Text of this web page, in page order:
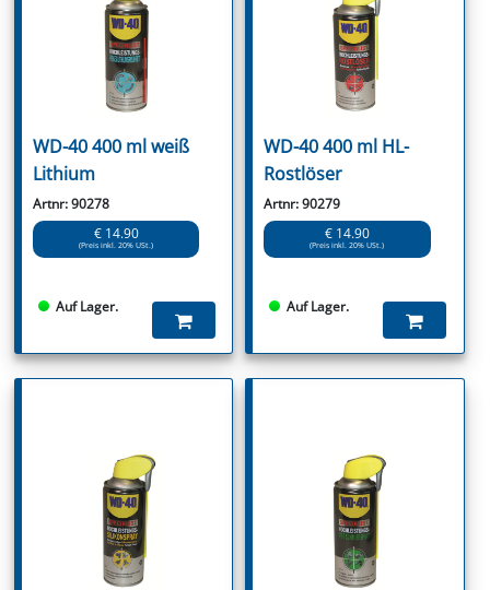
WD-40 400 ml weiß
Lithium
Artnr: 90278
€ 14.90
(Preis inkl. 20% USt.)
Auf Lager.
WD-40 400 ml HL-
Rostlöser
Artnr: 90279
€ 14.90
(Preis inkl. 20% USt.)
Auf Lager.